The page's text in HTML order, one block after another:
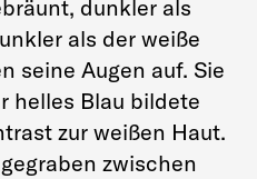
dunkler als
als der weiße
seine Augen auf. Sie
helles Blau bildete
zur weißen Haut.
zwischen